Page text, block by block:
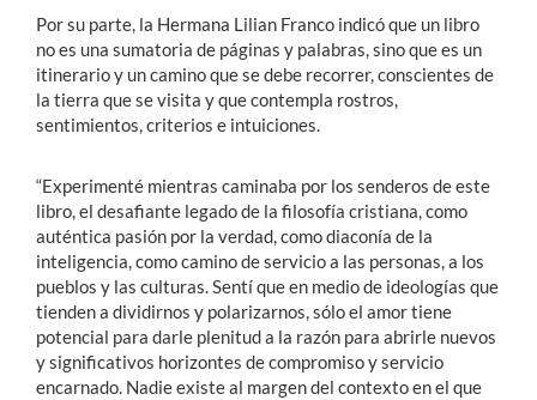
Por su parte, la Hermana Lilian Franco indicó que un libro
no es una sumatoria de páginas y palabras, sino que es un
itinerario y un camino que se debe recorrer, conscientes de
la tierra que se visita y que contempla rostros,
sentimientos, criterios e intuiciones.
“Experimenté mientras caminaba por los senderos de este
libro, el desafiante legado de la filosofía cristiana, como
auténtica pasión por la verdad, como diaconía de la
inteligencia, como camino de servicio a las personas, a los
pueblos y las culturas. Sentí que en medio de ideologías que
tienden a dividirnos y polarizarnos, sólo el amor tiene
potencial para darle plenitud a la razón para abrirle nuevos
y significativos horizontes de compromiso y servicio
encarnado. Nadie existe al margen del contexto en el que